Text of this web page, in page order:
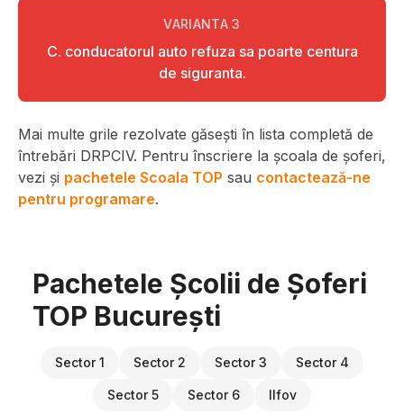
VARIANTA3
C. conducatorul auto refuza sa poarte centura
de siguranta.
Mai multe grile rezolvate găsești în lista completă de
întrebări DRPCIV. Pentru înscriere la școala de șoferi,
vezi și pachetele Scoala TOP sau contactează-ne
pentru programare.
Pachetele Școlii de Șoferi
TOP București
Sector 1 Sector 2 Sector 3 Sector 4
Sector 5 Sector 6 Ilfov